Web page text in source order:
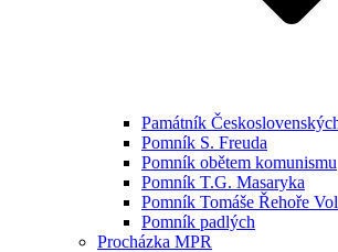
Památník
Pomník S. Freuda
Pomník obětem komunismu
Pomník T.G. Masaryka
Pomník Tomáše Řehoře
Pomník padlých
Procházka MPR